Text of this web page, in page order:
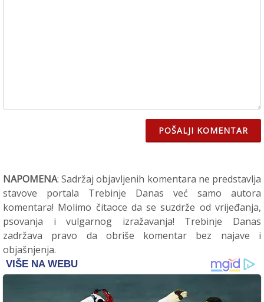
POŠALJI KOMENTAR
NAPOMENA: Sadržaj objavljenih komentara ne predstavlja
stavove portala Trebinje Danas već samo autora
komentara! Molimo čitaoce da se suzdrže od vrijeđanja,
psovanja i vulgarnog izražavanja! Trebinje Danas
zadržava pravo da obriše komentar bez najave i
objašnjenja.